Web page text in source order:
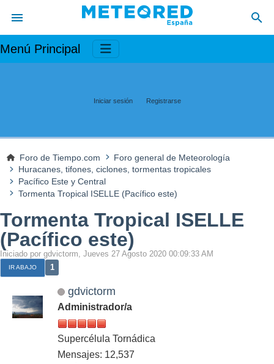
Menú Principal
Iniciar sesión Registrarse
Foro de Tiempo.com
Foro general de Meteorología
Huracanes, tifones, ciclones, tormentas tropicales
Pacífico Este y Central
Tormenta Tropical ISELLE (Pacífico este)
Tormenta Tropical ISELLE
(Pacífico este)
Iniciado por gdvictorm, Jueves 27 Agosto 2020 00:09:33 AM
IR ABAJO 1
gdvictorm
Administrador/a
Supercélula Tornádica
Mensajes: 12,537